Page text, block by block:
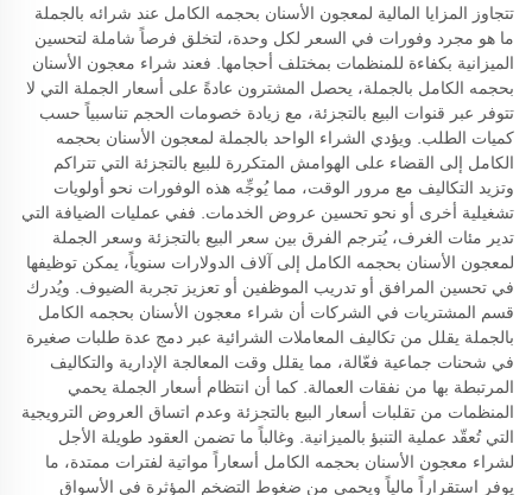
تتجاوز المزايا المالية لمعجون الأسنان بحجمه الكامل عند شرائه بالجملة
ما هو مجرد وفورات في السعر لكل وحدة، لتخلق فرصاً شاملة لتحسين
الميزانية بكفاءة للمنظمات بمختلف أحجامها. فعند شراء معجون الأسنان
بحجمه الكامل بالجملة، يحصل المشترون عادةً على أسعار الجملة التي لا
تتوفر عبر قنوات البيع بالتجزئة، مع زيادة خصومات الحجم تناسبياً حسب
كميات الطلب. ويؤدي الشراء الواحد بالجملة لمعجون الأسنان بحجمه
الكامل إلى القضاء على الهوامش المتكررة للبيع بالتجزئة التي تتراكم
وتزيد التكاليف مع مرور الوقت، مما يُوجِّه هذه الوفورات نحو أولويات
تشغيلية أخرى أو نحو تحسين عروض الخدمات. ففي عمليات الضيافة التي
تدير مئات الغرف، يُترجم الفرق بين سعر البيع بالتجزئة وسعر الجملة
لمعجون الأسنان بحجمه الكامل إلى آلاف الدولارات سنوياً، يمكن توظيفها
في تحسين المرافق أو تدريب الموظفين أو تعزيز تجربة الضيوف. ويُدرك
قسم المشتريات في الشركات أن شراء معجون الأسنان بحجمه الكامل
بالجملة يقلل من تكاليف المعاملات الشرائية عبر دمج عدة طلبات صغيرة
في شحنات جماعية فعّالة، مما يقلل وقت المعالجة الإدارية والتكاليف
المرتبطة بها من نفقات العمالة. كما أن انتظام أسعار الجملة يحمي
المنظمات من تقلبات أسعار البيع بالتجزئة وعدم اتساق العروض الترويجية
التي تُعقّد عملية التنبؤ بالميزانية. وغالباً ما تضمن العقود طويلة الأجل
لشراء معجون الأسنان بحجمه الكامل أسعاراً مواتية لفترات ممتدة، ما
يوفر استقراراً مالياً ويحمي من ضغوط التضخم المؤثرة في الأسواق